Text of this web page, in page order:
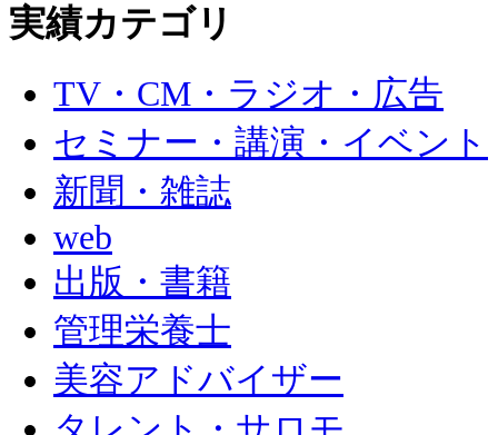
実績カテゴリ
TV・CM・ラジオ・広告
セミナー・講演・イベント
新聞・雑誌
web
出版・書籍
管理栄養士
美容アドバイザー